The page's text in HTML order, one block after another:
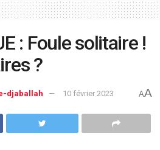
: Foule solitaire !
?
djaballah 10 février 2023 AA